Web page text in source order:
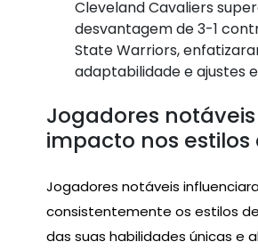
Cleveland Cavaliers
desvantagem de 3-1
State Warriors,
adaptabilidade e ajustes
Jogadores notáveis
impacto nos estilos
Jogadores notáveis
consistentemente os estilos
das suas habilidades únicas e